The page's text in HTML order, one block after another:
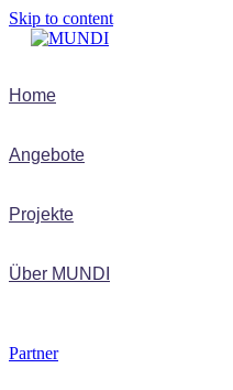
Skip to content
Home
Angebote
Projekte
Über MUNDI
Partner